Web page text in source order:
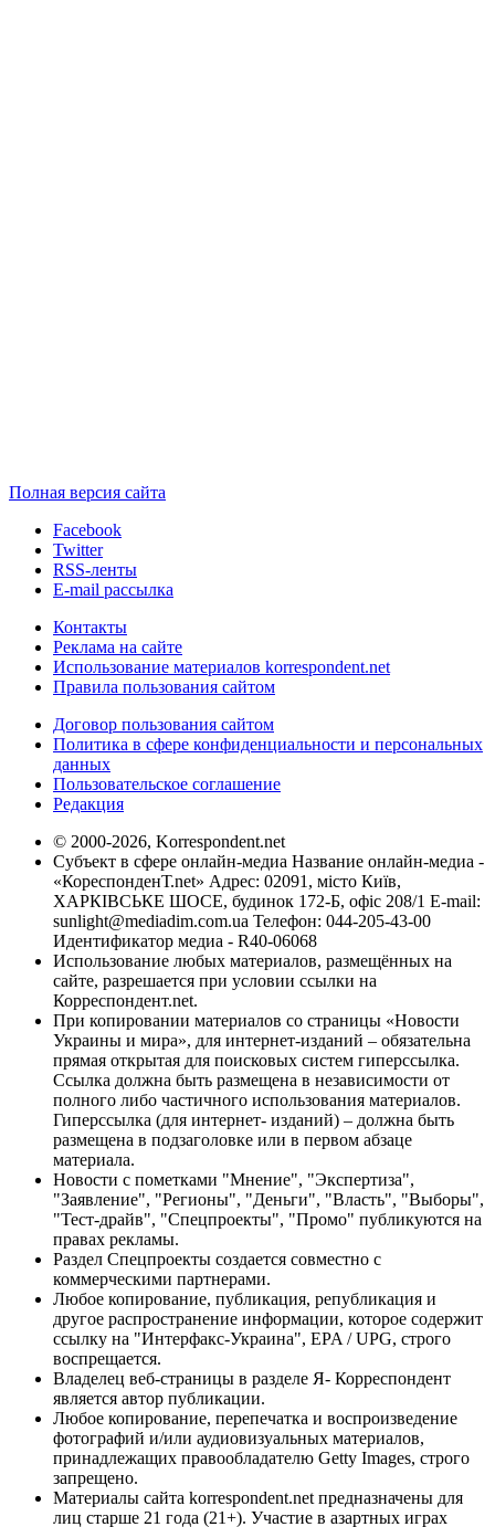
Полная версия сайта
Facebook
Twitter
RSS-ленты
E-mail рассылка
Контакты
Реклама на сайте
Использование материалов korrespondent.net
Правила пользования сайтом
Договор пользования сайтом
Политика в сфере конфиденциальности и персональных
данных
Пользовательское соглашение
Редакция
© 2000-2026, Korrespondent.net
Субъект в сфере онлайн-медиа Название онлайн-медиа -
«КореспонденТ.net» Адрес: 02091, місто Київ,
ХАРКІВСЬКЕ ШОСЕ, будинок 172-Б, офіс 208/1 E-mail:
sunlight@mediadim.com.ua Телефон: 044-205-43-00
Идентификатор медиа - R40-06068
Использование любых материалов, размещённых на
сайте, разрешается при условии ссылки на
Корреспондент.net.
При копировании материалов со страницы «Новости
Украины и мира», для интернет-изданий – обязательна
прямая открытая для поисковых систем гиперссылка.
Ссылка должна быть размещена в независимости от
полного либо частичного использования материалов.
Гиперссылка (для интернет- изданий) – должна быть
размещена в подзаголовке или в первом абзаце
материала.
Новости с пометками "Мнение", "Экспертиза",
"Заявление", "Регионы", "Деньги", "Власть", "Выборы",
"Тест-драйв", "Спецпроекты", "Промо" публикуются на
правах рекламы.
Раздел Спецпроекты создается совместно с
коммерческими партнерами.
Любое копирование, публикация, републикация и
другое распространение информации, которое содержит
ссылку на "Интерфакс-Украина", EPA / UPG, строго
воспрещается.
Владелец веб-страницы в разделе Я- Корреспондент
является автор публикации.
Любое копирование, перепечатка и воспроизведение
фотографий и/или аудиовизуальных материалов,
принадлежащих правообладателю Getty Images, строго
запрещено.
Материалы сайта korrespondent.net предназначены для
лиц старше 21 года (21+). Участие в азартных играх